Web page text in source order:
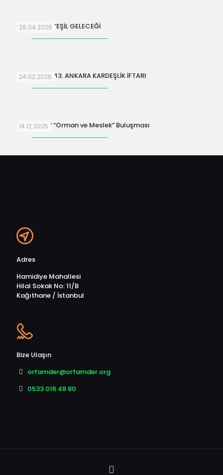
28.04.2026
SURİYE’NİN YEŞİL GELECEĞİ
24.02.2026
ORFAMDER 43. ANKARA KARDEŞLİK İFTARI
14.12.2025
ORFAMDER “Orman ve Meslek” Buluşması
Adres
Hamidiye Mahallesi
Hilal Sokak No: 11/B
Kağıthane / İstanbul
Bize Ulaşın
orfamder@orfamder.org
0533 016 48 80